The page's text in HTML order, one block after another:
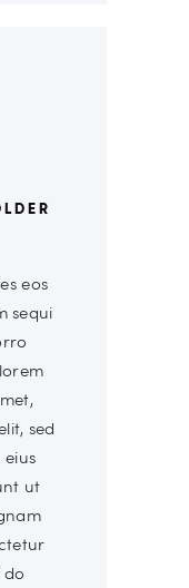
eos
sequi
sed
ut
do